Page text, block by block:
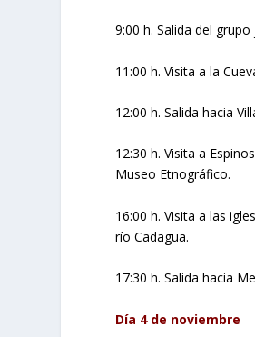
9:00 h. Salida del
11:00 h. Visita a la
12:00 h. Salida hacia
12:30 h. Visita a
Museo Etnográfico.
16:00 h. Visita a las
río Cadagua.
17:30 h. Salida hacia
Día 4 de noviembre